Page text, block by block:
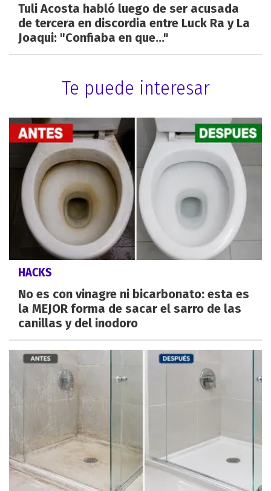
Tuli Acosta habló luego de ser acusada
de tercera en discordia entre Luck Ra y La
Joaqui: "Confiaba en que..."
Te puede interesar
HACKS
No es con vinagre ni bicarbonato: esta es
la MEJOR forma de sacar el sarro de las
canillas y del inodoro